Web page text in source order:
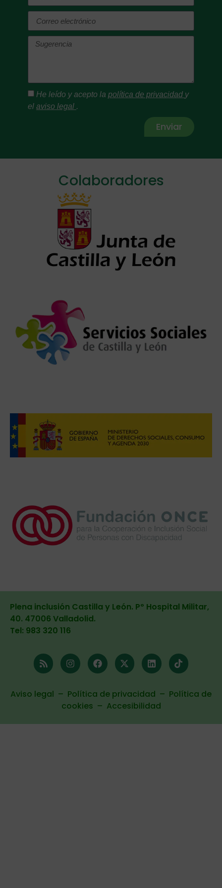
He leído y acepto la política de privacidad y
el aviso legal .
Enviar
Colaboradores
Plena inclusión Castilla y León. Pº Hospital Militar,
40. 47006 Valladolid.
Tel: 983 320 116
Aviso legal – Política de privacidad – Política de
cookies – Accesibilidad